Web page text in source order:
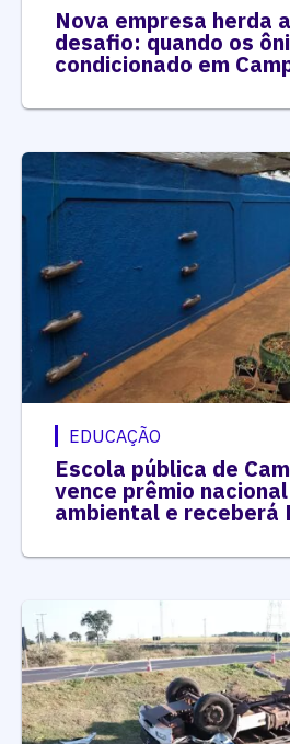
Nova empresa herda
desafio: quando os
condicionado em
EDUCAÇÃO
Escola pública de
vence prêmio
ambiental e receberá